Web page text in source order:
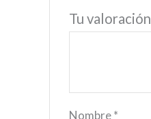
Tu valoración
Nombre*